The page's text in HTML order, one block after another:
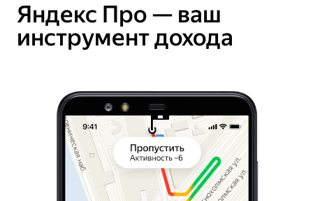
Яндекс Про — ваш
инструмент дохода